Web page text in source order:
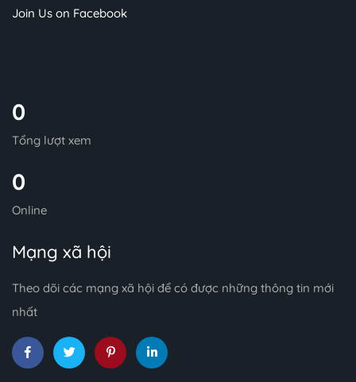
Join Us on Facebook
0
Tổng lượt xem
0
Online
Mạng xã hội
Theo dõi các mạng xã hội để có được những thông tin mới
nhất